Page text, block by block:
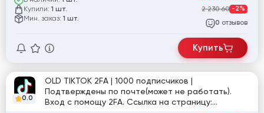
Купили: 1 шт.
Мин. заказ: 1 шт.
2 230.60 -2%
0 отзывов
Купить
0.0
OLD TIKTOK 2FA | 1000 подписчиков |
Подтверждены по почте(может не работать).
Вход с помощу 2FA. Ссылка на страницу: